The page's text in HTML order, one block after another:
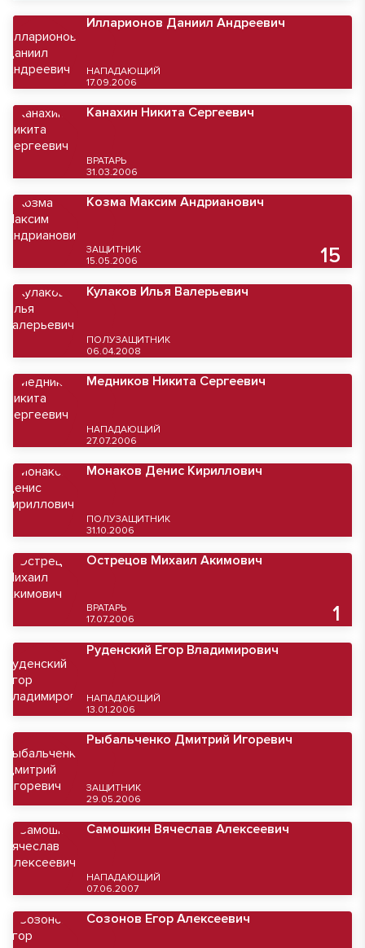
Илларионов Даниил Андреевич
НАПАДАЮЩИЙ
17.09.2006
Канахин Никита Сергеевич
ВРАТАРЬ
31.03.2006
Козма Максим Андрианович
ЗАЩИТНИК
15.05.2006
15
Кулаков Илья Валерьевич
ПОЛУЗАЩИТНИК
06.04.2008
Медников Никита Сергеевич
НАПАДАЮЩИЙ
27.07.2006
Монаков Денис Кириллович
ПОЛУЗАЩИТНИК
31.10.2006
Острецов Михаил Акимович
ВРАТАРЬ
17.07.2006
1
Руденский Егор Владимирович
НАПАДАЮЩИЙ
13.01.2006
Рыбальченко Дмитрий Игоревич
ЗАЩИТНИК
29.05.2006
Самошкин Вячеслав Алексеевич
НАПАДАЮЩИЙ
07.06.2007
Созонов Егор Алексеевич